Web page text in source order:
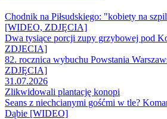
Chodnik na Piłsudskiego: "kobiety na
[WIDEO, ZDJĘCIA]
Dwa tysiące porcji zupy grzybowej pod
ZDJECIA]
82. rocznica wybuchu Powstania
ZDJĘCIA]
31.07.2026
Zlikwidowali plantację konopi
Seans z niechcianymi gośćmi w tle?
Dąbie [WIDEO]